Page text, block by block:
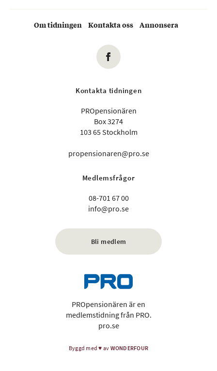
Om tidningen Kontakta oss Annonsera
Kontakta tidningen
PROpensionären
Box 3274
103 65 Stockholm
propensionaren@pro.se
Medlemsfrågor
08-701 67 00
info@pro.se
Bli medlem
PROpensionären är en
medlemstidning från PRO.
pro.se
Byggd med♥ av WONDERFOUR